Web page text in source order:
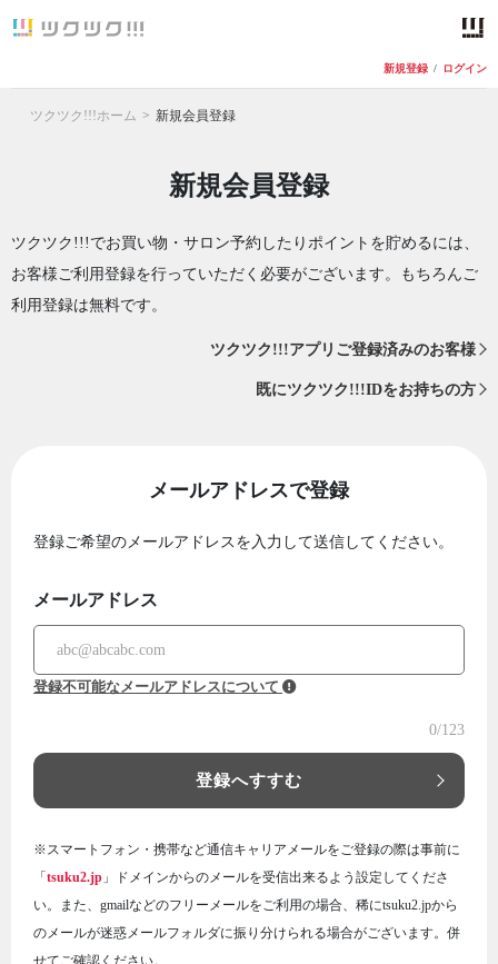
新規登録 / ログイン
ツクツク!!!ホーム 新規会員登録
新規会員登録
ツクツク!!!でお買い物・サロン予約したりポイントを貯めるには、
お客様ご利用登録を行っていただく必要がございます。もちろんご
利用登録は無料です。
ツクツク!!!アプリご登録済みのお客様
既にツクツク!!!IDをお持ちの方
メールアドレスで登録
登録ご希望のメールアドレスを入力して送信してください。
メールアドレス
登録不可能なメールアドレスについて
0/123
登録へすすむ
※スマートフォン・携帯など通信キャリアメールをご登録の際は事前に
「 tsuku2.jp 」ドメインからのメールを受信出来るよう設定してくださ
い。また、gmailなどのフリーメールをご利用の場合、稀にtsuku2.jpから
のメールが迷惑メールフォルダに振り分けられる場合がございます。併
せてご確認ください。